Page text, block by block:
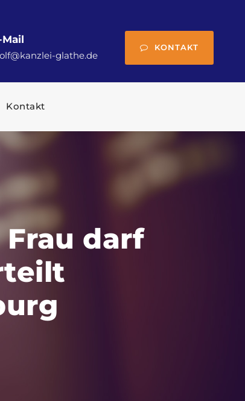
Mail
glathe.de
KONTAKT
Kontakt
darf